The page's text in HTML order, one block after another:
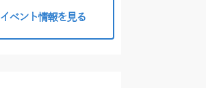
イベント情報を見る